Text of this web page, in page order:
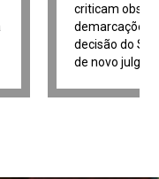
criticam
demarcações
decisão do
de novo